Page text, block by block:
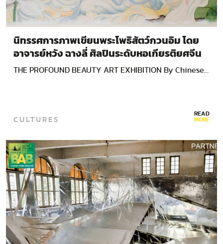
นิทรรศการภาพเขียนพระโพธิสัตว์กวนอิม โดย
อาจารย์หวัง ฉางลี่ ศิลปินระดับหอเกียรติยศจีน
THE PROFOUND BEAUTY ART EXHIBITION By Chinese…
CULTURES READ
MORE